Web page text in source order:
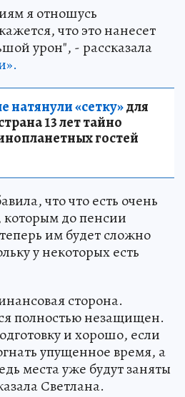
я отношусь
что это нанесет
урон", - рассказала
«сетку»для
13 лет тайно
гостей
что что есть очень
которым до пенсии
им будет сложно
у некоторых есть
сторона.
полностью незащищен.
и хорошо, если
упущенное время, а
места уже будут заняты
Светлана.